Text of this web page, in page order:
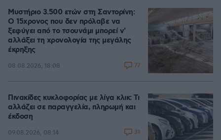
Μυστήριο 3.500 ετών στη Σαντορίνη:
Ο 15χρονος που δεν πρόλαβε να
ξεφύγει από το τσουνάμι μπορεί ν'
αλλάξει τη χρονολογία της μεγάλης
έκρηξης
08.08.2026, 18:08 77
Πινακίδες κυκλοφορίας με λίγα κλικ: Τι
αλλάζει σε παραγγελία, πληρωμή και
έκδοση
09.08.2026, 08:14 31